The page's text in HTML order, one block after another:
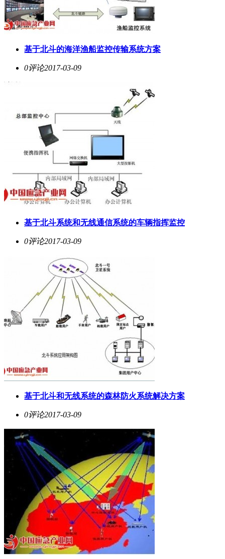
基于北斗的海洋渔船监控传输系统方案
0评论2017-03-09
基于北斗系统和无线通信系统的车辆指挥监控
0评论2017-03-09
基于北斗和无线系统的森林防火系统解决方案
0评论2017-03-09